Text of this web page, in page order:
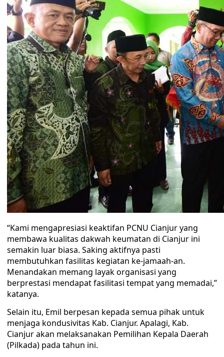
“Kami mengapresiasi keaktifan PCNU Cianjur yang
membawa kualitas dakwah keumatan di Cianjur ini
semakin luar biasa. Saking aktifnya pasti
membutuhkan fasilitas kegiatan ke-jamaah-an.
Menandakan memang layak organisasi yang
berprestasi mendapat fasilitasi tempat yang memadai,”
katanya.
Selain itu, Emil berpesan kepada semua pihak untuk
menjaga kondusivitas Kab. Cianjur. Apalagi, Kab.
Cianjur akan melaksanakan Pemilihan Kepala Daerah
(Pilkada) pada tahun ini.